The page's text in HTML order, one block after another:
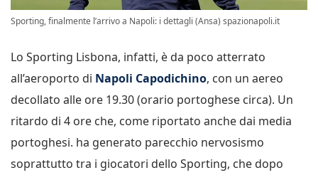
Sporting, finalmente l’arrivo a Napoli: i dettagli (Ansa) spazionapoli.it
Lo Sporting Lisbona, infatti, è da poco atterrato
all’aeroporto di Napoli Capodichino, con un aereo
decollato alle ore 19.30 (orario portoghese circa). Un
ritardo di 4 ore che, come riportato anche dai media
portoghesi. ha generato parecchio nervosismo
soprattutto tra i giocatori dello Sporting, che dopo